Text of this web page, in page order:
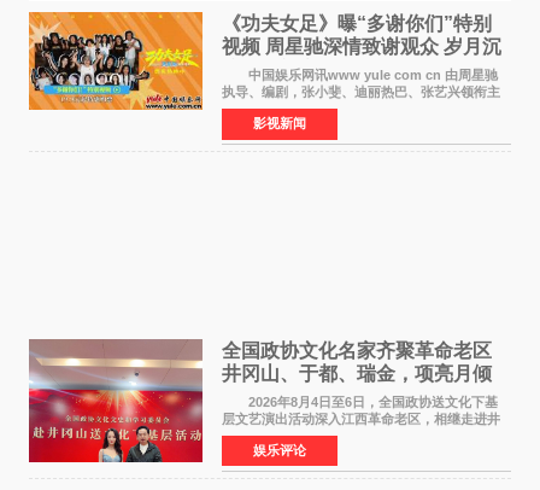
《功夫女足》曝“多谢你们”特别
视频 周星驰深情致谢观众 岁月沉
淀不灭初心
中国娱乐网讯www yule com cn 由周星驰
执导、编剧，张小斐、迪丽热巴、张艺兴领衔主
演，刘嘉玲、佐藤健特别出演，艾米、雪野、蔡
思贝、胡予安、倪好特别介绍的喜剧电影《功夫
女足》释出多谢你
影视新闻
全国政协文化名家齐聚革命老区
井冈山、于都、瑞金，项亮月倾
情献唱《桃花谣》致敬红色沃土
2026年8月4日至6日，全国政协送文化下基
层文艺演出活动深入江西革命老区，相继走进井
冈山、于都长征出发地、瑞金三地。由全国政协
文化文史和学习委员会副主任、甘肃省政协原主
席欧阳坚率团，一
娱乐评论